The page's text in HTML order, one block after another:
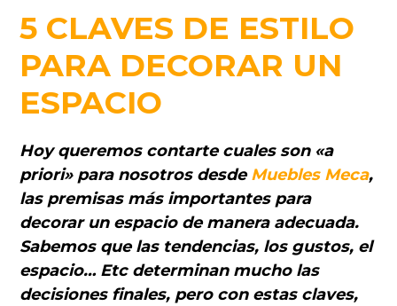
5 CLAVES DE ESTILO
PARA DECORAR UN
ESPACIO
Hoy queremos contarte cuales son «a
priori» para nosotros desdeMuebles Meca,
las premisas más importantes para
decorar un espacio de manera adecuada.
Sabemos que las tendencias, los gustos, el
espacio… Etc determinan mucho las
decisiones finales, pero con estas claves,